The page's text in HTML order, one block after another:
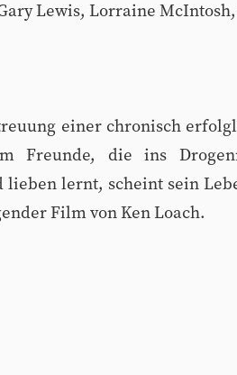
Lewis, Lorraine
einer chronisch
Freunde, die ins
lernt, scheint sein
Film von Ken Loach.